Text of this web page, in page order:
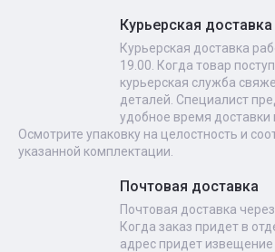
Курьерская доставка
Курьерская доставка
19.00. Когда товар
курьерская служба
деталей. Специалист
удобное время доставки
Осмотрите упаковку на целостность и
указанной комплектации.
Почтовая доставка
Почтовая доставка
Когда заказ придет в
адрес придет